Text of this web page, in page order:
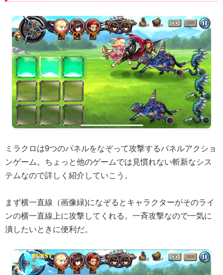
ミラクロは9つのパネルをなぞって攻撃するパネルアクショ
ンゲーム。ちょっと他のゲームでは見慣れない斬新なシス
テムなので詳しく紹介していこう。
まず横一直線（画像緑)になぞるとキャラクターがそのライ
ンの横一直線上に攻撃してくれる。一斉攻撃なので一気に
潰したいときに便利だ。